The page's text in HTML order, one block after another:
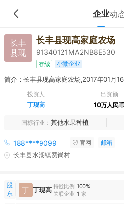
企业动
长丰
县现
长丰县现高家庭农场
91340121MA2NB8E530
存续 小微企业
投资人
丁现高
出资额
10万人民币
国标行业 其他水果种植
188****9099 官网 邮箱
长丰县水湖镇费岗村
股
东
丁 丁现高 持股比例 100%
关联企业 1 家